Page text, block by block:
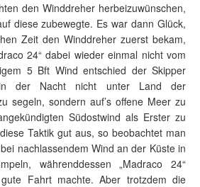
den Winddreher herbeizuwünschen,
diese zubewegte. Es war dann Glück,
Zeit den Winddreher zuerst bekam,
24“ dabei wieder einmal nicht vom
5 Bft Wind entschied der Skipper
der Nacht nicht unter Land der
segeln, sondern auf’s offene Meer zu
Südostwind als Erster zu
Taktik gut aus, so beobachtet man
nachlassendem Wind an der Küste in
währenddessen „Madraco 24“
Fahrt machte. Aber trotzdem die